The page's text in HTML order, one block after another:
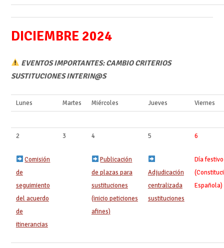
DICIEMBRE 2024
EVENTOS IMPORTANTES: CAMBIO CRITERIOS
SUSTITUCIONES INTERIN@S
Lunes Martes Miércoles Jueves Viernes
2
Comisión
de
seguimiento
del acuerdo
de
itinerancias
3 4
Publicación
de plazas para
sustituciones
(inicio peticiones
afines)
5
Adjudicación
centralizada
sustituciones
6
Día festivo
Española)